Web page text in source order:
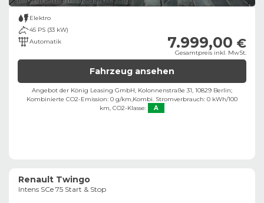
Elektro
45 PS (33 kW)
Automatik
7.999,00 €
Gesamtpreis inkl. MwSt.
Fahrzeug ansehen
Angebot der König Leasing GmbH, Kolonnenstraße 31, 10829 Berlin;
Kombinierte CO2-Emission: 0 g/km,Kombi. Stromverbrauch: 0 kWh/100
km, CO2-Klasse: A
Renault Twingo
Intens SCe 75 Start & Stop